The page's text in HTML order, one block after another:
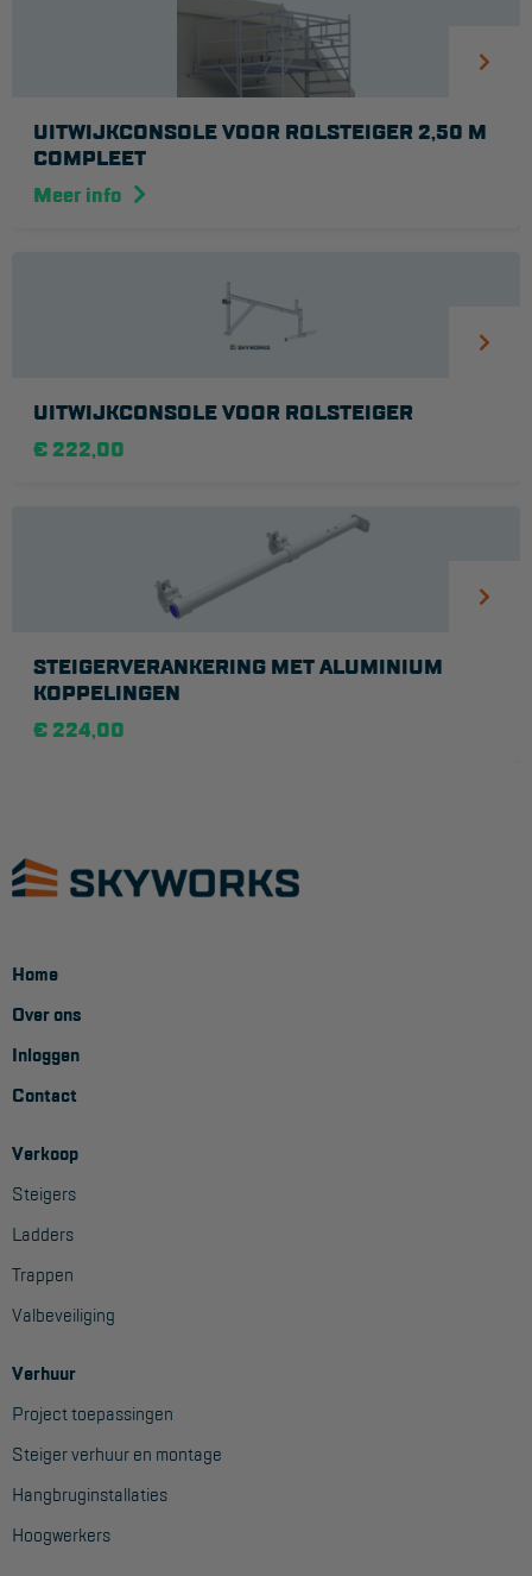
UITWIJKCONSOLE VOOR ROLSTEIGER 2,50 M
COMPLEET
Meer info
UITWIJKCONSOLE VOOR ROLSTEIGER
€ 222,00
STEIGERVERANKERING MET ALUMINIUM
KOPPELINGEN
€ 224,00
Home
Over ons
Inloggen
Contact
Verkoop
Steigers
Ladders
Trappen
Valbeveiliging
Verhuur
Project toepassingen
Steiger verhuur en montage
Hangbruginstallaties
Hoogwerkers